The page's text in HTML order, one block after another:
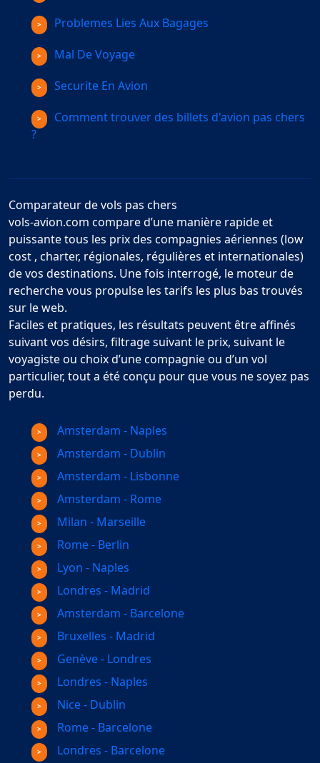
Problemes Lies Aux Bagages
Mal De Voyage
Securite En Avion
Comment trouver des billets d'avion pas chers
?
Comparateur de vols pas chers
vols-avion.com compare d’une manière rapide et
puissante tous les prix des compagnies aériennes (low
cost , charter, régionales, régulières et internationales)
de vos destinations. Une fois interrogé, le moteur de
recherche vous propulse les tarifs les plus bas trouvés
sur le web.
Faciles et pratiques, les résultats peuvent être affinés
suivant vos désirs, filtrage suivant le prix, suivant le
voyagiste ou choix d’une compagnie ou d’un vol
particulier, tout a été conçu pour que vous ne soyez pas
perdu.
Amsterdam - Naples
Amsterdam - Dublin
Amsterdam - Lisbonne
Amsterdam - Rome
Milan - Marseille
Rome - Berlin
Lyon - Naples
Londres - Madrid
Amsterdam - Barcelone
Bruxelles - Madrid
Genève - Londres
Londres - Naples
Nice - Dublin
Rome - Barcelone
Londres - Barcelone